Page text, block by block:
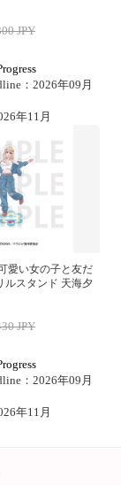
JPY
：2026年09月
年11月
愛い女の子と友だ
ルスタンド 天海夕
JPY
：2026年09月
年11月